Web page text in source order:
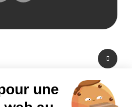
fabricant de stand modulaire, Bikom est situé